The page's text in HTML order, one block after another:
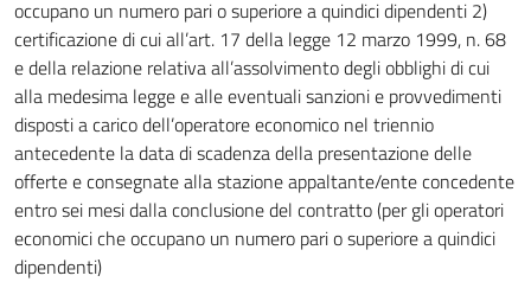
occupano un numero pari o superiore a quindici dipendenti 2)
certificazione di cui all’art. 17 della legge 12 marzo 1999, n. 68
e della relazione relativa all’assolvimento degli obblighi di cui
alla medesima legge e alle eventuali sanzioni e provvedimenti
disposti a carico dell’operatore economico nel triennio
antecedente la data di scadenza della presentazione delle
offerte e consegnate alla stazione appaltante/ente concedente
entro sei mesi dalla conclusione del contratto (per gli operatori
economici che occupano un numero pari o superiore a quindici
dipendenti)